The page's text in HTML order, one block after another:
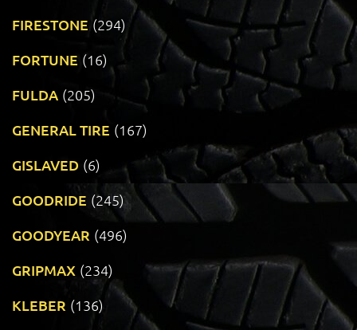
FIRESTONE (294)
FORTUNE (16)
FULDA (205)
GENERAL TIRE (167)
GISLAVED (6)
GOODRIDE (245)
GOODYEAR (496)
GRIPMAX (234)
KLEBER (136)